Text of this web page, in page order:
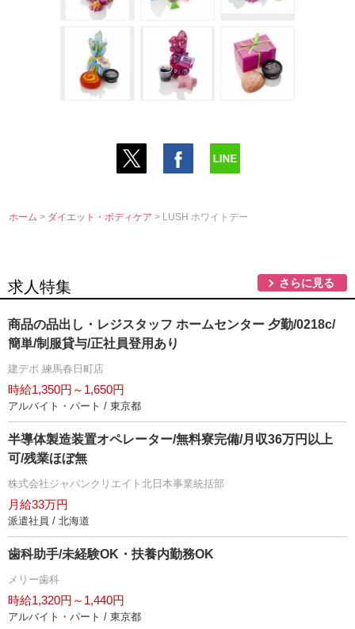
ホーム > ダイエット・ボディケア> LUSH ホワイトデー
求人特集 さらに見る
商品の品出し・レジスタッフ ホームセンター 夕勤/0218c/
簡単/制服貸与/正社員登用あり
建デポ 練馬春日町店
時給1,350円～1,650円
アルバイト・パート / 東京都
半導体製造装置オペレーター/無料寮完備/月収36万円以上
可/残業ほぼ無
株式会社ジャパンクリエイト北日本事業統括部
月給33万円
派遣社員 / 北海道
歯科助手/未経験OK・扶養内勤務OK
メリー歯科
時給1,320円～1,440円
アルバイト・パート / 東京都